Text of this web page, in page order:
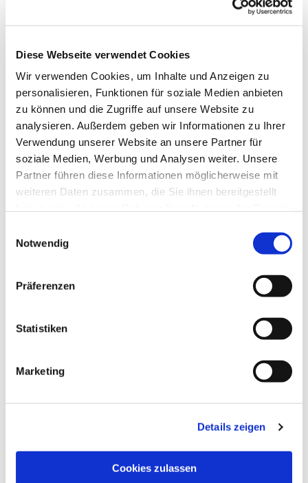
Diese Webseite verwendet Cookies
Wir verwenden Cookies, um Inhalte und Anzeigen zu
personalisieren, Funktionen für soziale Medien anbieten
zu können und die Zugriffe auf unsere Website zu
analysieren. Außerdem geben wir Informationen zu Ihrer
Verwendung unserer Website an unsere Partner für
soziale Medien, Werbung und Analysen weiter. Unsere
Partner führen diese Informationen möglicherweise mit
weiteren Daten zusammen, die Sie ihnen bereitgestellt
Notwendig
Präferenzen
Statistiken
Marketing
Details zeigen
Cookies zulassen
Hl. Kreuz, Franz-Mehring-Str. 4,
15230 Frankfurt (Oder)
interessieren